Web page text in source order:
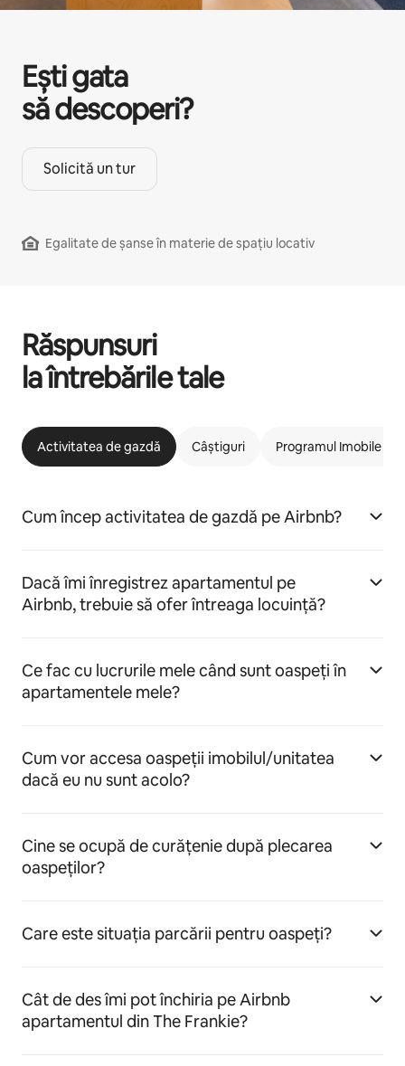
Ești gata
să descoperi?
Solicită un tur
Egalitate de șanse în materie de spațiu locativ
Răspunsuri
la întrebările tale
Activitatea de gazdă Câștiguri Programul Imobile
Cum încep activitatea de gazdă pe Airbnb?
Dacă îmi înregistrez apartamentul pe
Airbnb, trebuie să ofer întreaga locuință?
Ce fac cu lucrurile mele când sunt oaspeți în
apartamentele mele?
Cum vor accesa oaspeții imobilul/unitatea
dacă eu nu sunt acolo?
Cine se ocupă de curățenie după plecarea
oaspeților?
Care este situația parcării pentru oaspeți?
Cât de des îmi pot închiria pe Airbnb
apartamentul din The Frankie?